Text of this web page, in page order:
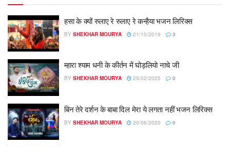
हसा के क्यों रुलाए रे रुलाए रे कन्हैया भजन लिरिक्स
BY SHEKHAR MOURYA 21/10/2019 3
म्हारा श्याम धनी के कीर्तन में घोड़लियो नाचे जी
BY SHEKHAR MOURYA 25/02/2025 0
बिन तेरे दर्शन के बाबा दिल मेरा ये लगता नहीं भजन लिरिक्स
BY SHEKHAR MOURYA 20/06/2020 0